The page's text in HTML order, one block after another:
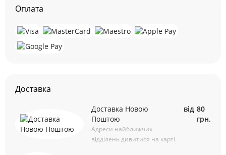
Оплата
Доставка
Доставка Новою
Поштою
Адреси найближчих
відділень дивитися на карті
від 80
грн.